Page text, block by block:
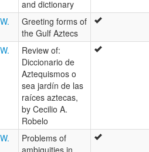
and dictionary
Greeting forms of
the Gulf Aztecs
Review of:
Diccionario de
Aztequismos o
sea jardín de las
raíces aztecas,
by Cecilio A.
Robelo
Problems of
ambiguities in